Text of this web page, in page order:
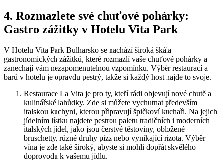
4. Rozmazlete své chuťové pohárky:
Gastro zážitky v Hotelu Vita Park
V Hotelu Vita Park Bulharsko se nachází široká škála
gastronomických zážitků, které rozmazlí vaše chuťové pohárky a
zanechají vám nezapomenutelnou vzpomínku. Výběr restaurací a
barů v hotelu je opravdu pestrý, takže si každý host najde to svoje.
Restaurace La Vita je pro ty, kteří rádi objevují nové chutě a
kulinářské lahůdky. Zde si můžete vychutnat především
italskou kuchyni, kterou připravují špičkoví kuchaři. Na jejich
jídelním lístku najdete pestrou paletu tradičních i moderních
italských jídel, jako jsou čerstvé těstoviny, obložené
bruschetty, různé druhy pizz nebo vynikající rizota. Výběr
vína je zde také široký, abyste si mohli dopřát skvělého
doprovodu k vašemu jídlu.